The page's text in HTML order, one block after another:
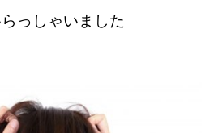
っしゃいました